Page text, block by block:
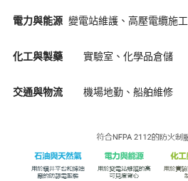
電力與能源 變電站維護、高壓電纜施工
化工與製藥 實驗室、化學品倉儲
交通與物流 機場地勤、船舶維修